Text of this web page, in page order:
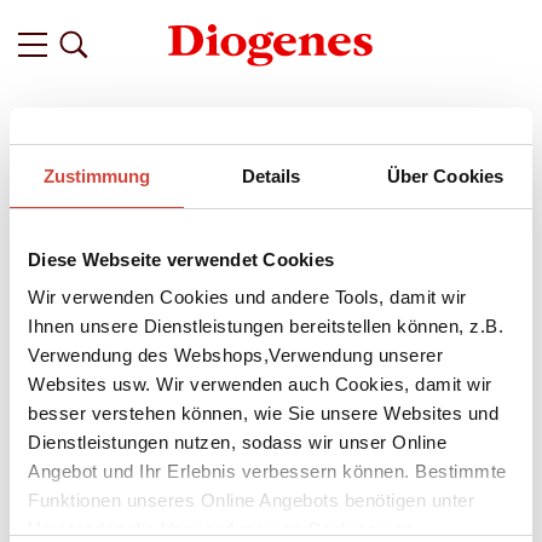
Zustimmung Details Über Cookies
Diese Webseite verwendet Cookies
Wir verwenden Cookies und andere Tools, damit wir
Ihnen unsere Dienstleistungen bereitstellen können, z.B.
Verwendung des Webshops,Verwendung unserer
Websites usw. Wir verwenden auch Cookies, damit wir
besser verstehen können, wie Sie unsere Websites und
Dienstleistungen nutzen, sodass wir unser Online
Angebot und Ihr Erlebnis verbessern können. Bestimmte
Funktionen unseres Online Angebots benötigen unter
Related Featured
vor 11 Jahren
»Der Besuch der alten Dame« am
Schauspielhaus Zürich
Bald 60 Jahre nach der Uraufführung feierte Friedrich
Dürrenmatts Der Besuch der alten Dame
am 11. Dezember
2015 im Schauspielhaus Zürich in der Regie von Viktor Bodó
Premiere. Bei der öffentlichen Hauptprobe gab Dramaturgin
Karolin Trachte eine Einführung in dieses Stück voller grotesker
Phantasie, das die makabre Automatik einer moralischen
Verfehlung zeigt.